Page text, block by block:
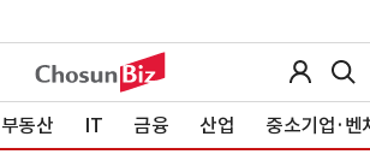
부동산 IT 금융 산업 중소기업·벤